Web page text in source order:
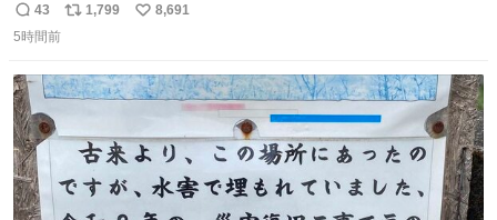
返
信
43
リ
ト
1,799
い
数
8,691
5時間前